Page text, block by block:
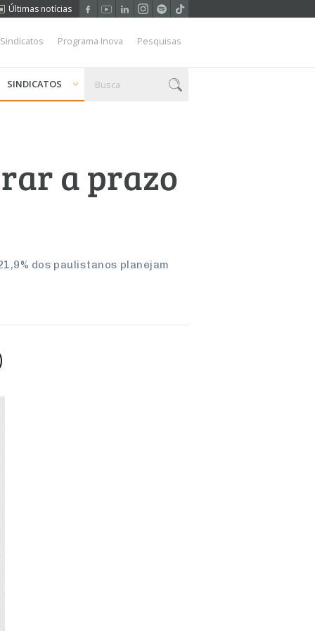
Últimas notícias
Programa Inova Pesquisas
SINDICATOS
a prazo
dos paulistanos planejam